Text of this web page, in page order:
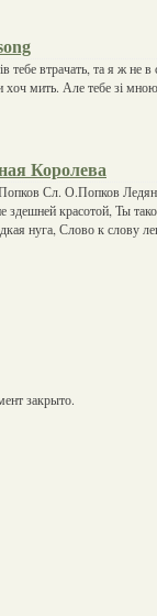
тебе втрачать, та я ж не
хоч мить. Але тебе зі
Королева
Сл. О.Попков
здешней красотой, Ты
нуга, Слово к слову
закрыто.